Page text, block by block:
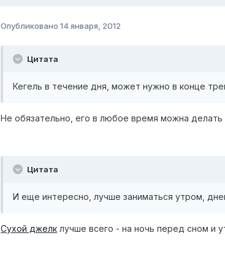
Опубликовано 14 января, 2012
Цитата
Кегель в течение дня, может нужно в конце
Не обязательно, его в любое время можна делать
Цитата
И еще интересно, лучше заниматься утром,
Сухой джелк лучше всего - на ночь перед сном и